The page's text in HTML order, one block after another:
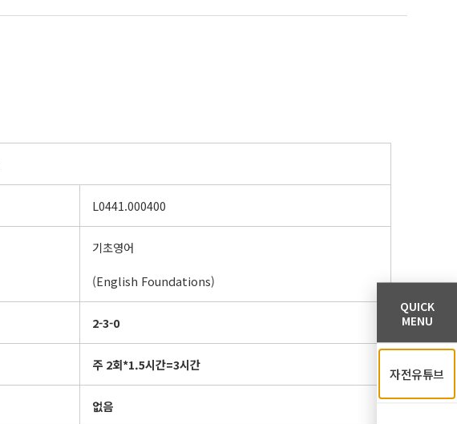
L0441.000400
기초영어
(English Foundations)
2-3-0
주 2회*1.5시간=3시간
없음
QUICK
MENU
자전유튜브